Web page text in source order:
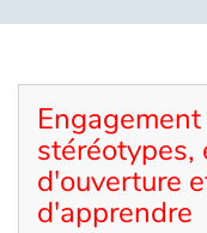
stéréotypes,
d'ouverture
d'apprendre